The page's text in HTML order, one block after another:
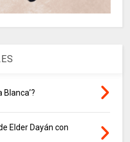
Elder Dayán con